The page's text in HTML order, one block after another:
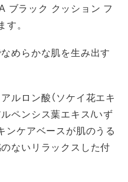
ブラック クッション フ
。
めらかな肌を生み出す
ルロン酸（ソケイ花エキ
ペンシス葉エキス/いず
ンケアベースが肌のうる
ないリラックスした付